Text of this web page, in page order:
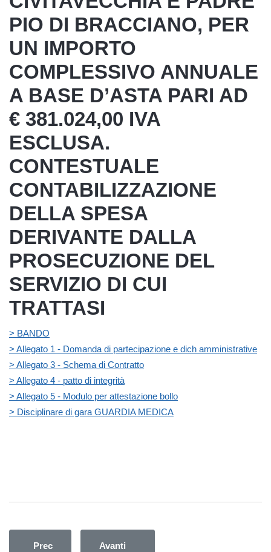
PIO DI BRACCIANO, PER
UN IMPORTO
COMPLESSIVO ANNUALE
A BASE D’ASTA PARI AD
€ 381.024,00 IVA
ESCLUSA.
CONTESTUALE
CONTABILIZZAZIONE
DELLA SPESA
DERIVANTE DALLA
PROSECUZIONE DEL
SERVIZIO DI CUI
TRATTASI
> BANDO
> Allegato 1 - Domanda di partecipazione e dich amministrative
> Allegato 3 - Schema di Contratto
> Allegato 4 - patto di integrità
> Allegato 5 - Modulo per attestazione bollo
> Disciplinare di gara GUARDIA MEDICA
Articolo precedente: PIANO NAZIONALE RIPRESA E
Prec Articolo successivo: PROCEDURA
Avanti